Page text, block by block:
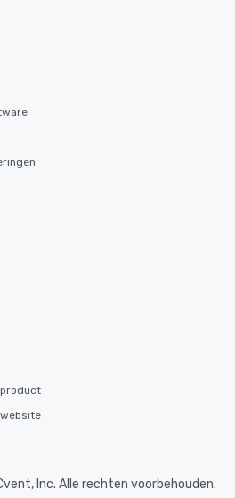
Inc. Alle rechten voorbehouden.